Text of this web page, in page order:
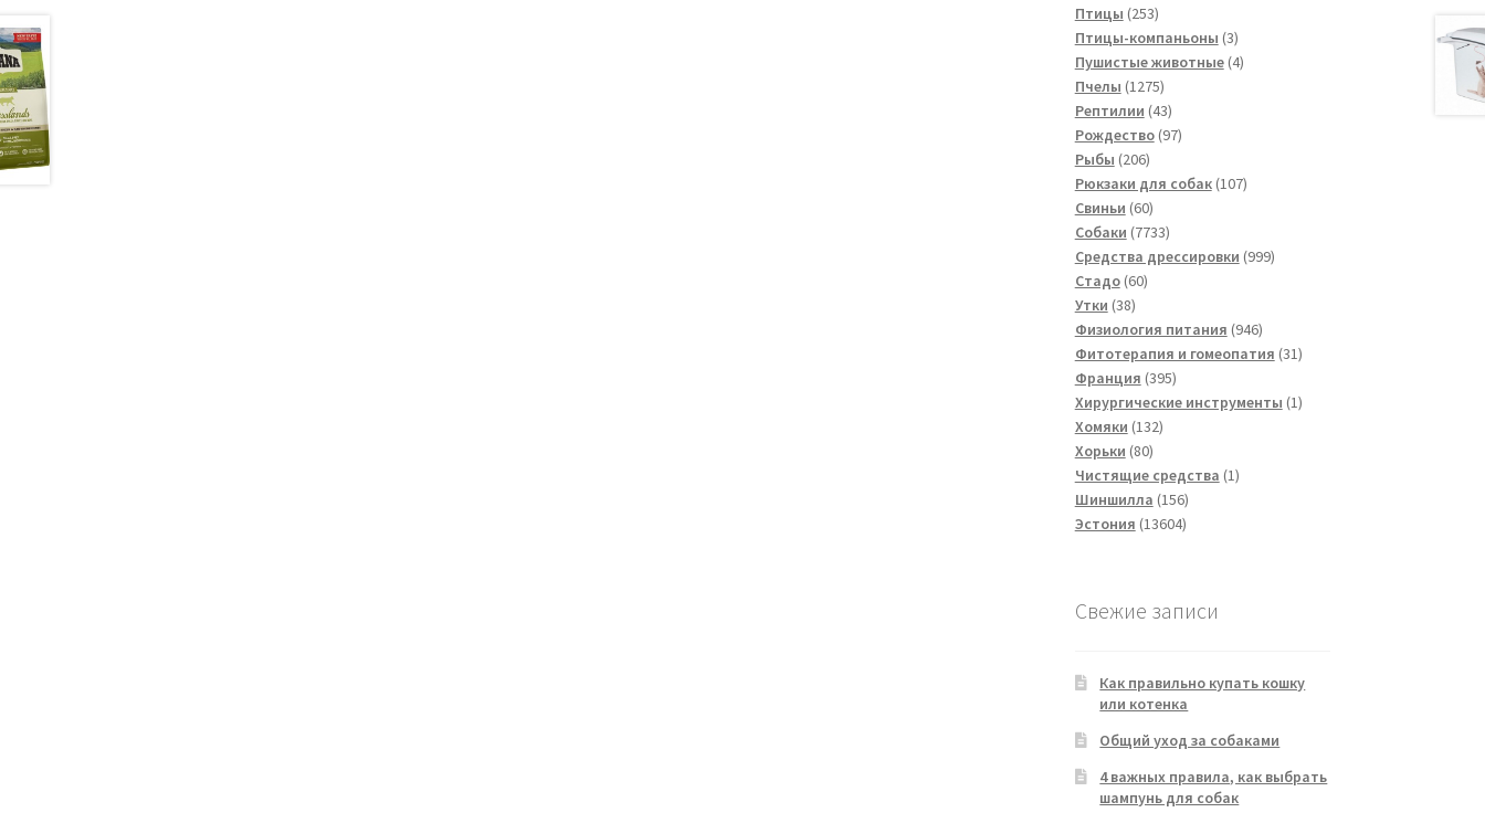
товаров
Птицы 253253
товара
Птицы-компаньоны 33
товара
Пушистые животные 44
Пчелы 12751275
товаров
Рептилии 4343
товара
Рождество 9797
Рыбы 206206
товаров
Рюкзаки для собак 107107
Свиньи 6060
товаров
Собаки 77337733
товара
Средства дрессировки 999999
Стадо 6060
Утки 3838
товаров
Физиология питания 946946
товаров
Фитотерапия и гомеопатия 3131
Франция 395395
товаров
Хирургические инструменты 11
Хомяки 132132
Хорьки 8080
товаров
Чистящие средства 11
Шиншилла 156156
товаров
Эстония 1360413604
Свежие записи
Как правильно купать кошку
или котенка
Общий уход за собаками
4 важных правила, как выбрать
шампунь для собак